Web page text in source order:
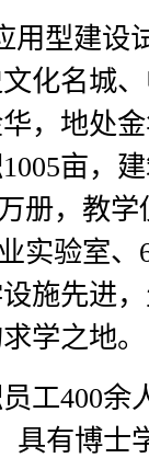
用型建设
化名城
，地处
亩，
册，教
实验室
施先进
学之地。
工400余
具有博士